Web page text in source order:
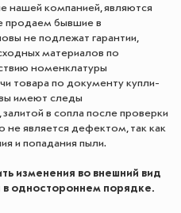
нашей компанией, являются
продаем бывшие в
не подлежат гарантии,
материалов по
номенклатуры
товара по документу купли-
имеют следы
в сопла после проверки
не является дефектом, так как
и попадания пыли.
изменения во внешний вид
в одностороннем порядке.